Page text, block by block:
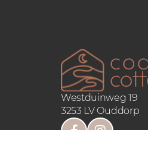
Westduinweg 19
3253 LV Ouddorp